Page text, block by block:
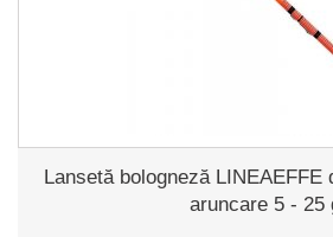
Lansetă bologneză LINEAEFFE
aruncare 5 - 25